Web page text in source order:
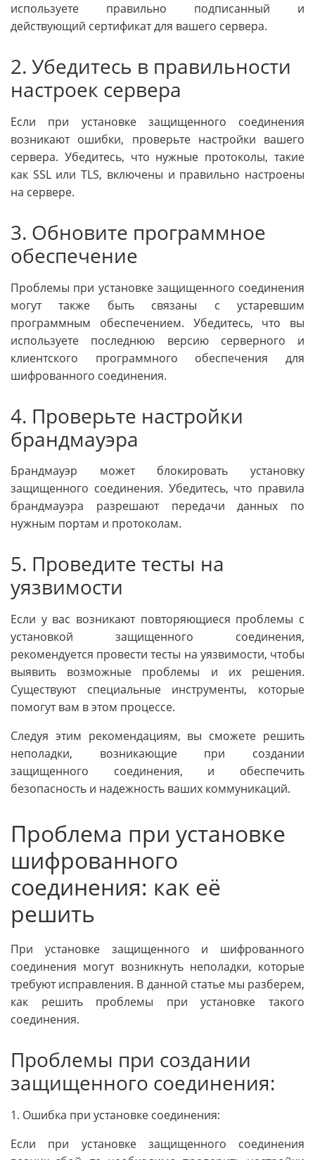
используете правильно подписанный и
действующий сертификат для вашего сервера.
2. Убедитесь в правильности
настроек сервера
Если при установке защищенного соединения
возникают ошибки, проверьте настройки вашего
сервера. Убедитесь, что нужные протоколы, такие
как SSL или TLS, включены и правильно настроены
на сервере.
3. Обновите программное
обеспечение
Проблемы при установке защищенного соединения
могут также быть связаны с устаревшим
программным обеспечением. Убедитесь, что вы
используете последнюю версию серверного и
клиентского программного обеспечения для
шифрованного соединения.
4. Проверьте настройки
брандмауэра
Брандмауэр может блокировать установку
защищенного соединения. Убедитесь, что правила
брандмауэра разрешают передачи данных по
нужным портам и протоколам.
5. Проведите тесты на
уязвимости
Если у вас возникают повторяющиеся проблемы с
установкой защищенного соединения,
рекомендуется провести тесты на уязвимости, чтобы
выявить возможные проблемы и их решения.
Существуют специальные инструменты, которые
помогут вам в этом процессе.
Следуя этим рекомендациям, вы сможете решить
неполадки, возникающие при создании
защищенного соединения, и обеспечить
безопасность и надежность ваших коммуникаций.
Проблема при установке
шифрованного
соединения: как её
решить
При установке защищенного и шифрованного
соединения могут возникнуть неполадки, которые
требуют исправления. В данной статье мы разберем,
как решить проблемы при установке такого
соединения.
Проблемы при создании
защищенного соединения:
1. Ошибка при установке соединения:
Если при установке защищенного соединения